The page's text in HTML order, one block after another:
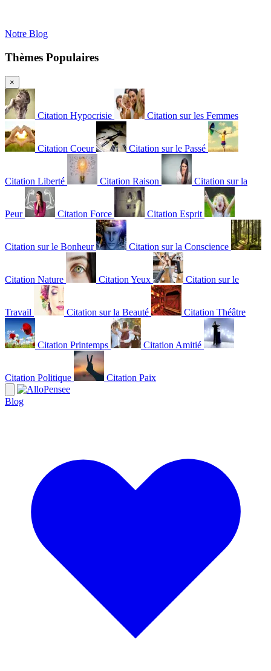
Notre Blog
Thèmes Populaires
×
Citation Hypocrisie Citation sur les Femmes
Citation Coeur Citation sur le Passé
Citation Liberté Citation Raison Citation sur la
Peur Citation Force Citation Esprit
Citation sur le Bonheur Citation sur la Conscience
Citation Nature Citation Yeux Citation sur le
Travail Citation sur la Beauté Citation Théâtre
Citation Printemps Citation Amitié
Citation Politique Citation Paix
Blog